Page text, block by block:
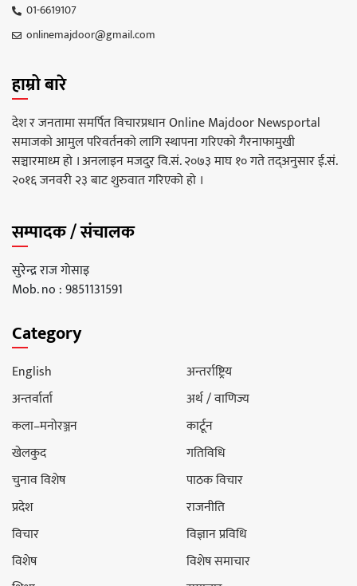
01-6619107
onlinemajdoor@gmail.com
हाम्रो बारे
देश र जनतामा समर्पित विचारप्रधान Online Majdoor Newsportal
समाजको आमुल परिवर्तनको लागि स्थापना गरिएको गैरनाफामुखी
सञ्चारमाध्म हो । अनलाइन मजदुर वि.सं. २०७३ माघ १० गते तद्अनुसार ई.सं.
२०१६ जनवरी २३ बाट शुरुवात गरिएको हो ।
सम्पादक / संचालक
सुरेन्द्र राज गोसाइ
Mob. no : 9851131591
Category
English
अन्तर्राष्ट्रिय
अन्तर्वार्ता
अर्थ / वाणिज्य
कला–मनोरञ्जन
कार्टून
खेलकुद
गतिविधि
चुनाव विशेष
पाठक विचार
प्रदेश
राजनीति
विचार
विज्ञान प्रविधि
विशेष
विशेष समाचार